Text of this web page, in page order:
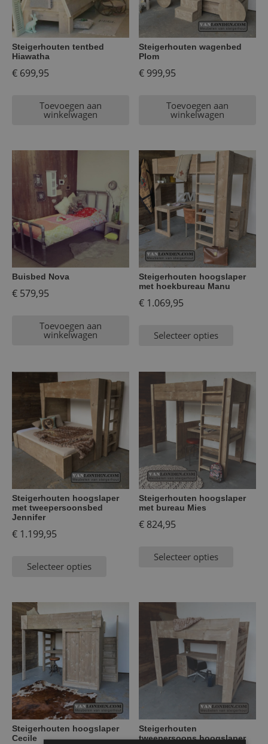
Steigerhouten tentbed
Hiawatha
€ 699,95
Toevoegen aan
winkelwagen
Steigerhouten wagenbed
Plom
€ 999,95
Toevoegen aan
winkelwagen
Buisbed Nova
€ 579,95
Toevoegen aan
winkelwagen
Steigerhouten hoogslaper
met hoekbureau Manu
€ 1.069,95
Selecteer opties
Steigerhouten hoogslaper
met tweepersoonsbed
Jennifer
€ 1.199,95
Selecteer opties
Steigerhouten hoogslaper
met bureau Mies
€ 824,95
Selecteer opties
Steigerhouten hoogslaper
Cecile
Steigerhouten
tweepersoons hoogslaper